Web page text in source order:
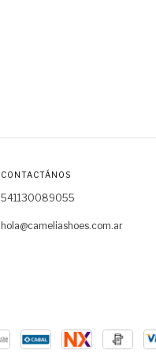
CONTACTÁNOS
541130089055
hola@cameliashoes.com.ar